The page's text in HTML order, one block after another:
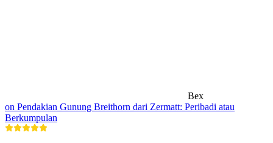
Bex
on Pendakian Gunung Breithorn dari Zermatt: Peribadi atau
Berkumpulan